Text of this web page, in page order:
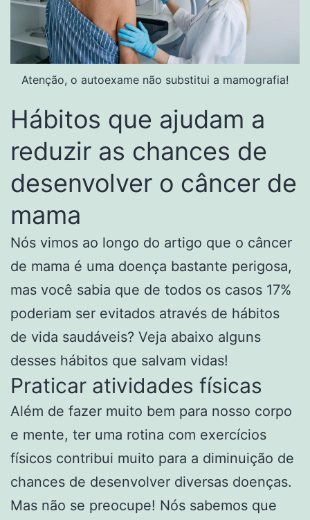
Atenção, o autoexame não substitui a mamografia!
Hábitos que ajudam a
reduzir as chances de
desenvolver o câncer de
mama
Nós vimos ao longo do artigo que o câncer
de mama é uma doença bastante perigosa,
mas você sabia que de todos os casos 17%
poderiam ser evitados através de hábitos
de vida saudáveis? Veja abaixo alguns
desses hábitos que salvam vidas!
Praticar atividades físicas
Além de fazer muito bem para nosso corpo
e mente, ter uma rotina com exercícios
físicos contribui muito para a diminuição de
chances de desenvolver diversas doenças.
Mas não se preocupe! Nós sabemos que